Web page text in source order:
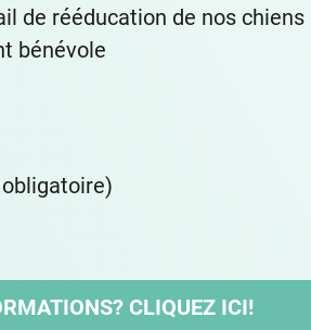
de rééducation de nos chiens
bénévole
CLIQUEZ ICI!